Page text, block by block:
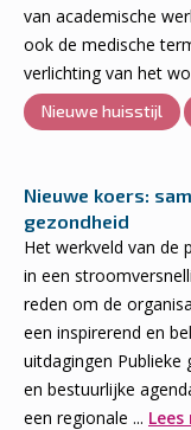
van academische
ook de medische
verlichting van het
Nieuwe huisstijl
Nieuwe koers:
gezondheid
Het werkveld van de
in een
reden om de
een inspirerend en
uitdagingen
en bestuurlijke
een regionale ...